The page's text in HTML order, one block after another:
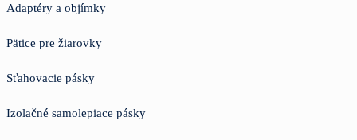
Adaptéry a objímky
Pätice pre žiarovky
Sťahovacie pásky
Izolačné samolepiace pásky